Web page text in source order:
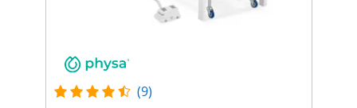
(9)